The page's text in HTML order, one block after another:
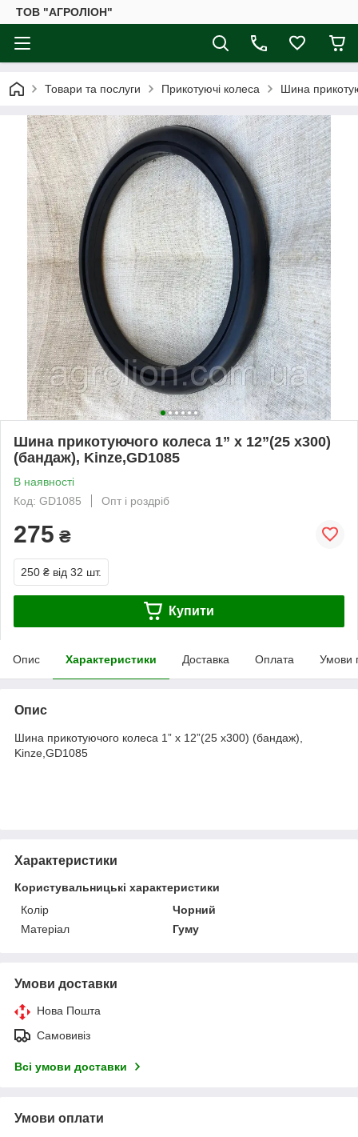
ТОВ "АГРОЛІОН"
Товари та послуги Прикотуючі колеса Шина
Шина прикотуючого колеса 1” x 12”(25 x300)
(бандаж), Kinze,GD1085
В наявності
Код: GD1085
Опт і роздріб
275 ₴
250 ₴ від 32 шт.
Купити
Опис Характеристики Доставка Оплата Умови
Опис
Шина прикотуючого колеса 1” x 12”(25 x300) (бандаж),
Kinze,GD1085
Характеристики
Користувальницькі характеристики
Колір
Чорний
Матеріал
Гуму
Умови доставки
Нова Пошта
Самовивіз
Всі умови доставки
Умови оплати